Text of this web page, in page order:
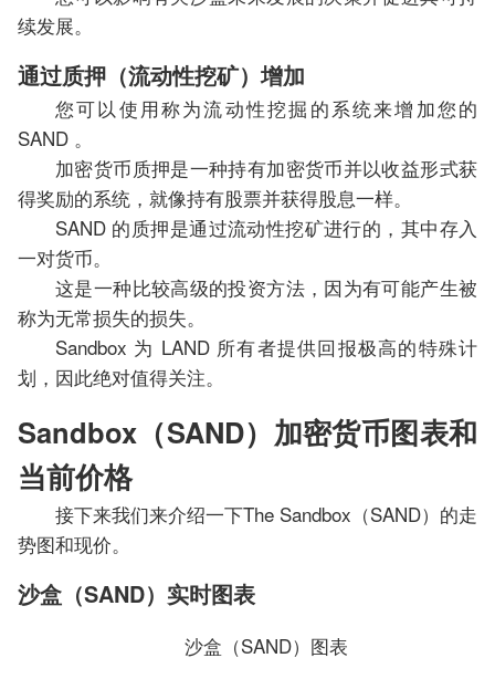
续发展。
通过质押（流动性挖矿）增加
您可以使用称为流动性挖掘的系统来增加您的
SAND 。
加密货币质押是一种持有加密货币并以收益形式获
得奖励的系统，就像持有股票并获得股息一样。
SAND 的质押是通过流动性挖矿进行的，其中存入
一对货币。
这是一种比较高级的投资方法，因为有可能产生被
称为无常损失的损失。
Sandbox 为 LAND 所有者提供回报极高的特殊计
划，因此绝对值得关注。
Sandbox（SAND）加密货币图表和
当前价格
接下来我们来介绍一下The Sandbox（SAND）的走
势图和现价。
沙盒（SAND）实时图表
沙盒（SAND）图表